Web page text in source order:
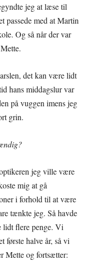
jeg at læse til
passede med at Martin
Og så når der var
det kan være lidt
hans middagslur var
på vuggen imens jeg
grin.
jeg ville være
mig at gå
i forhold til at være
tænkte jeg. Så havde
lidt flere penge. Vi
første halve år, så vi
Mette og fortsætter: